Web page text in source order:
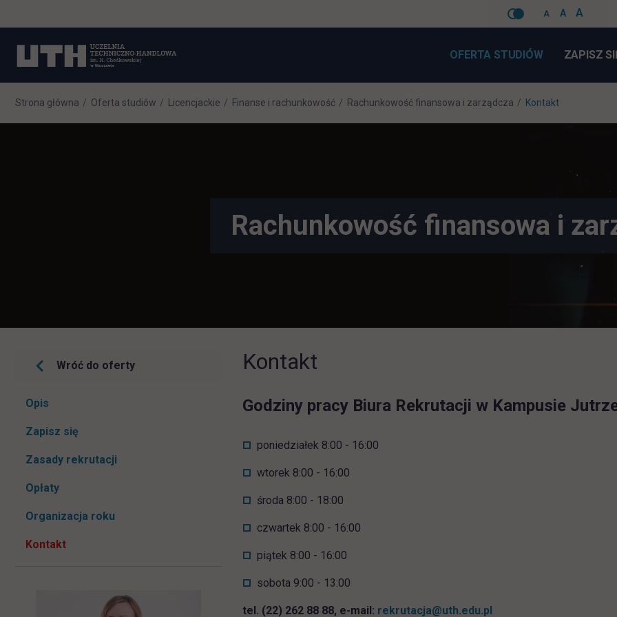
A A
A
nawigacje
OFERTA STUDIÓW ZAPISZ
Strona główna Oferta studiów Licencjackie Finanse i rachunkowość Rachunkowość finansowa i zarządcza Kontakt
Rachunkowość finansowa i
Wróć do oferty
Pomiń
Opis
Zapisz się
Zasady rekrutacji
Opłaty
Organizacja roku
Kontakt
Kontakt
Godziny pracy Biura Rekrutacji w Kampusie
poniedziałek 8:00 - 16:00
wtorek 8:00 - 16:00
środa 8:00 - 18:00
czwartek 8:00 - 16:00
piątek 8:00 - 16:00
sobota 9:00 - 13:00
tel. (22) 262 88 88, e-mail: rekrutacja@uth.edu.pl